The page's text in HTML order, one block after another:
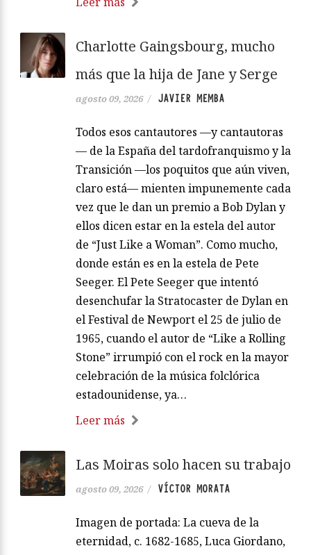
Charlotte Gaingsbourg, mucho
más que la hija de Jane y Serge
agosto 09, 2026 / JAVIER MEMBA
Todos esos cantautores —y cantautoras
— de la España del tardofranquismo y la
Transición —los poquitos que aún viven,
claro está— mienten impunemente cada
vez que le dan un premio a Bob Dylan y
ellos dicen estar en la estela del autor
de “Just Like a Woman”. Como mucho,
donde están es en la estela de Pete
Seeger. El Pete Seeger que intentó
desenchufar la Stratocaster de Dylan en
el Festival de Newport el 25 de julio de
1965, cuando el autor de “Like a Rolling
Stone” irrumpió con el rock en la mayor
celebración de la música folclórica
estadounidense, ya…
Leer más
Las Moiras solo hacen su trabajo
agosto 09, 2026 / VÍCTOR MORATA
Imagen de portada: La cueva de la
eternidad, c. 1682-1685, Luca Giordano,